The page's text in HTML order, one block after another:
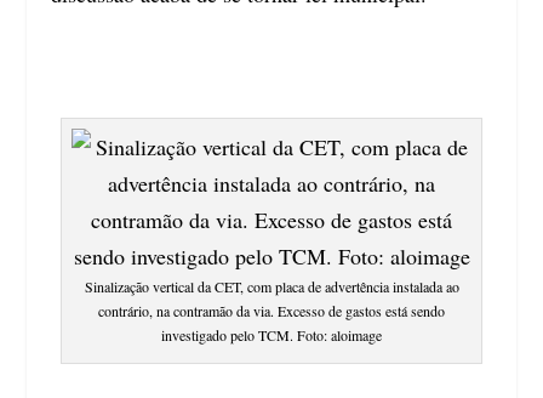
Sinalização vertical da CET, com placa de advertência instalada ao
contrário, na contramão da via. Excesso de gastos está sendo
investigado pelo TCM. Foto: aloimage